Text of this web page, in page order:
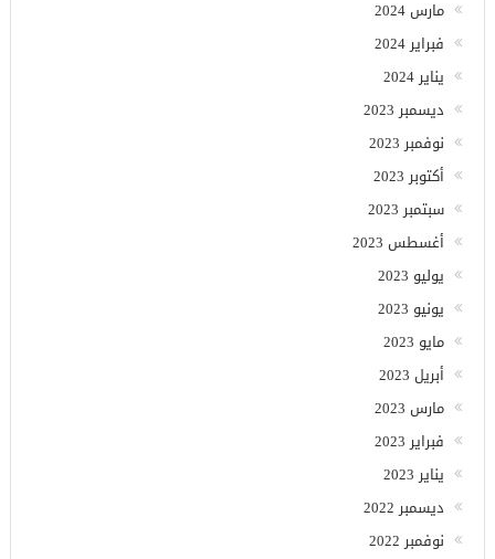
مارس 2024
فبراير 2024
يناير 2024
ديسمبر 2023
نوفمبر 2023
أكتوبر 2023
سبتمبر 2023
أغسطس 2023
يوليو 2023
يونيو 2023
مايو 2023
أبريل 2023
مارس 2023
فبراير 2023
يناير 2023
ديسمبر 2022
نوفمبر 2022